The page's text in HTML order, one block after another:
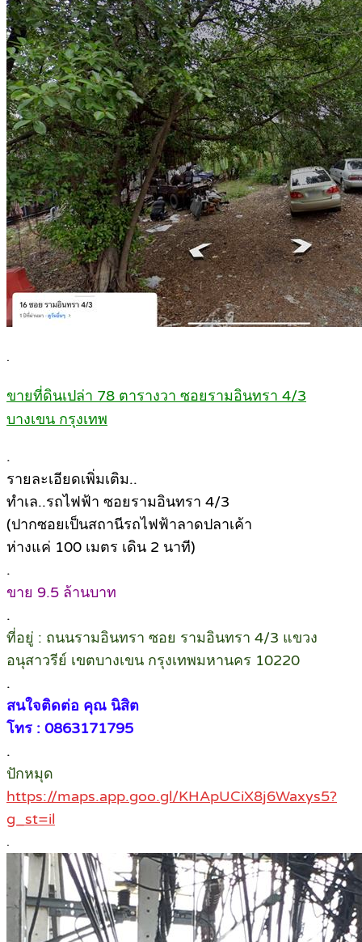
.
ขายที่ดินเปล่า 78 ตารางวา ซอยรามอินทรา 4/3
บางเขน กรุงเทพ
.
รายละเอียดเพิ่มเติม..
ทำเล..รถไฟฟ้า ซอยรามอินทรา 4/3
(ปากซอยเป็นสถานีรถไฟฟ้าลาดปลาเค้า
ห่างแค่ 100 เมตร เดิน 2 นาที)
.
ขาย 9.5 ล้านบาท
.
ที่อยู่ : ถนนรามอินทรา ซอย รามอินทรา 4/3 แขวง
อนุสาวรีย์ เขตบางเขน กรุงเทพมหานคร 10220
.
สนใจติดต่อ คุณ นิสิต
โทร : 0863171795
.
ปักหมุด
https://maps.app.goo.gl/KHApUCiX8j6Waxys5?
g_st=il
.